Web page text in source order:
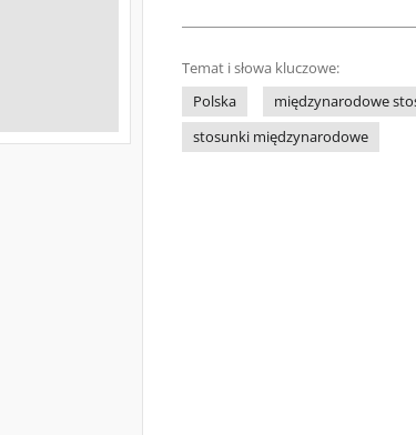
Temat i słowa kluczowe:
Polska
międzynarodowe
stosunki międzynarodowe